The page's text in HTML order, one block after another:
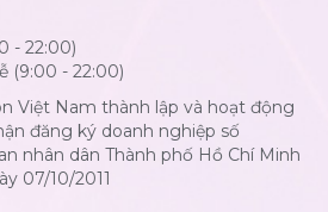
- 22:00)
(9:00 - 22:00)
Việt Nam thành lập và hoạt động
đăng ký doanh nghiệp số
nhân dân Thành phố Hồ Chí Minh
07/10/2011